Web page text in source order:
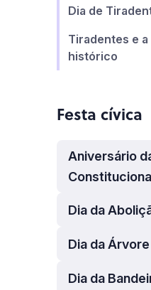
Dia de
Tiradentes e
histórico
Festa cívica
Aniversário
Dia da
Dia da Árvore
Dia da